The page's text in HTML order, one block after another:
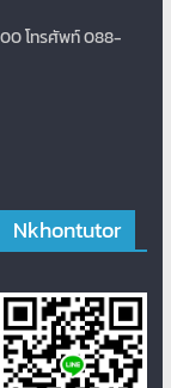
โทรศัพท์ 088-
Nkhontutor